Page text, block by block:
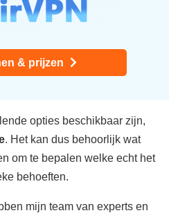
& prijzen
opties beschikbaar zijn,
. Het kan dus behoorlijk wat
om te bepalen welke echt het
behoeften.
mijn team van experts en